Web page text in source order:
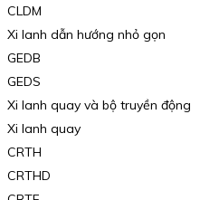
CLDM
Xi lanh dẫn hướng nhỏ gọn
GEDB
GEDS
Xi lanh quay và bộ truyền động
Xi lanh quay
CRTH
CRTHD